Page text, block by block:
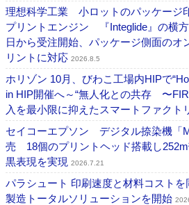
理想科学工業 小ロットのパッケージ
プリントエンジン 『Integlide』の横
日から受注開始、パッケージ側面のオ
リントに対応 2026.8.5
ホリゾン 10月、びわこ工場内HIPで
in HIP開催へ～“無人化との共存 〜
入を最小限に抑えたスマートファクト
セイコーエプソン デジタル捺染機「
売 18個のプリントヘッド搭載し
黒表現を実現 2026.7.21
パラシュート 印刷速度と材料コスト
製造トータルソリューションを開始